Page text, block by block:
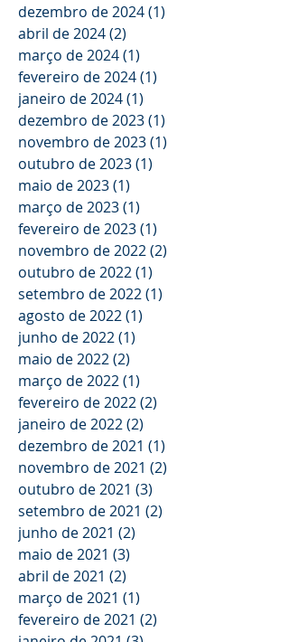
dezembro de 2024(1)
abril de 2024(2)
março de 2024(1)
fevereiro de 2024(1)
janeiro de 2024(1)
dezembro de 2023(1)
novembro de 2023(1)
outubro de 2023(1)
maio de 2023(1)
março de 2023(1)
fevereiro de 2023(1)
novembro de 2022(2)
outubro de 2022(1)
setembro de 2022(1)
agosto de 2022(1)
junho de 2022(1)
maio de 2022(2)
março de 2022(1)
fevereiro de 2022(2)
janeiro de 2022(2)
dezembro de 2021 (1)
novembro de 2021 (2)
outubro de 2021 (3)
setembro de 2021 (2)
junho de 2021 (2)
maio de 2021 (3)
abril de 2021 (2)
março de 2021 (1)
fevereiro de 2021 (2)